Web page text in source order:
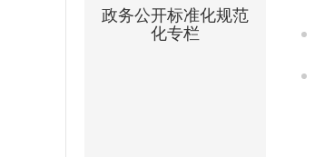
政务公开标准化规范
化专栏